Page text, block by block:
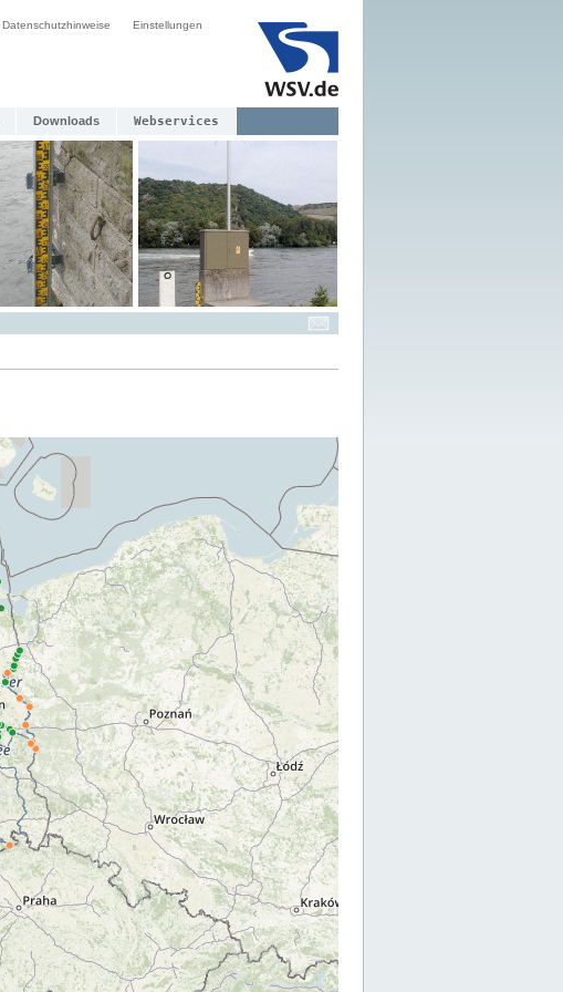
Datenschutzhinweise Einstellungen
Downloads Webservices